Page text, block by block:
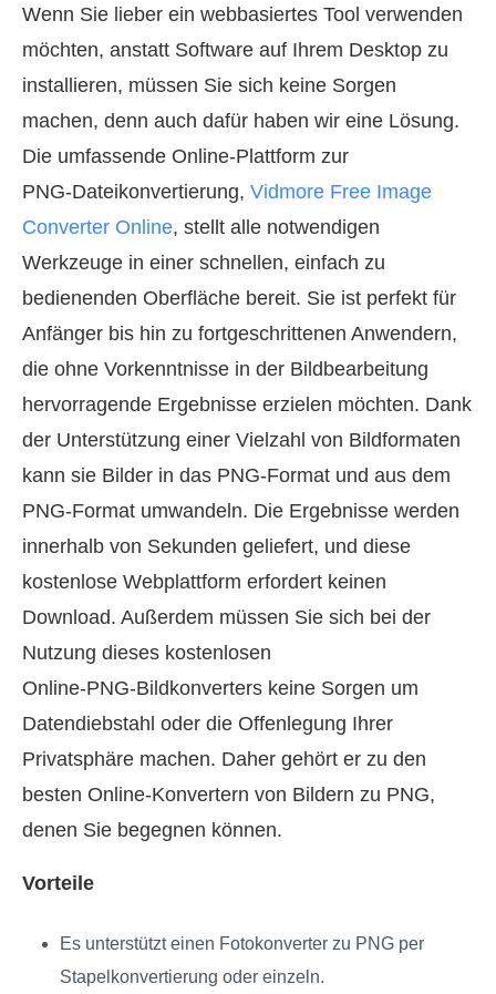
Wenn Sie lieber ein webbasiertes Tool verwenden
möchten, anstatt Software auf Ihrem Desktop zu
installieren, müssen Sie sich keine Sorgen
machen, denn auch dafür haben wir eine Lösung.
Die umfassende Online‑Plattform zur
PNG‑Dateikonvertierung, Vidmore Free Image
Converter Online, stellt alle notwendigen
Werkzeuge in einer schnellen, einfach zu
bedienenden Oberfläche bereit. Sie ist perfekt für
Anfänger bis hin zu fortgeschrittenen Anwendern,
die ohne Vorkenntnisse in der Bildbearbeitung
hervorragende Ergebnisse erzielen möchten. Dank
der Unterstützung einer Vielzahl von Bildformaten
kann sie Bilder in das PNG‑Format und aus dem
PNG‑Format umwandeln. Die Ergebnisse werden
innerhalb von Sekunden geliefert, und diese
kostenlose Webplattform erfordert keinen
Download. Außerdem müssen Sie sich bei der
Nutzung dieses kostenlosen
Online‑PNG‑Bildkonverters keine Sorgen um
Datendiebstahl oder die Offenlegung Ihrer
Privatsphäre machen. Daher gehört er zu den
besten Online‑Konvertern von Bildern zu PNG,
denen Sie begegnen können.
Vorteile
Es unterstützt einen Fotokonverter zu PNG per
Stapelkonvertierung oder einzeln.